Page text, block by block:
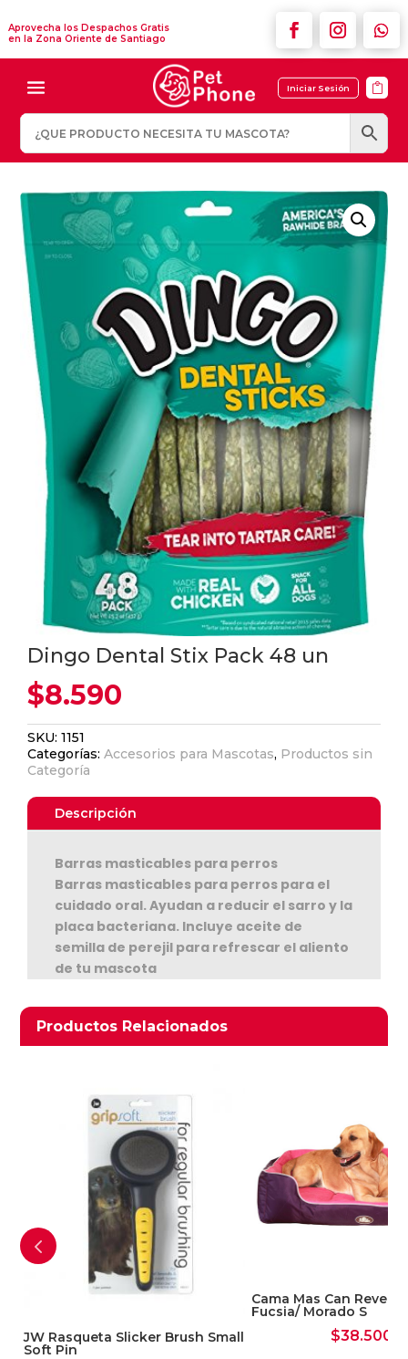
Aprovecha los Despachos Gratis
en la Zona Oriente de Santiago
Iniciar Sesión 
Seguir Comprando
Dingo Dental Stix Pack 48 un
$8.590
SKU:1151
Categorías:Accesorios para Mascotas, Productos sin
Categoría
Descripción
Barras masticables para perros
Barras masticables para perros para el
cuidado oral. Ayudan a reducir el sarro y la
placa bacteriana. Incluye aceite de
semilla de perejil para refrescar el aliento
de tu mascota
Productos Relacionados
Productos relacionados
JW Rasqueta Slicker Brush Small
Soft Pin
Cama Mas Can
Fucsia/ Morado S
$38.500